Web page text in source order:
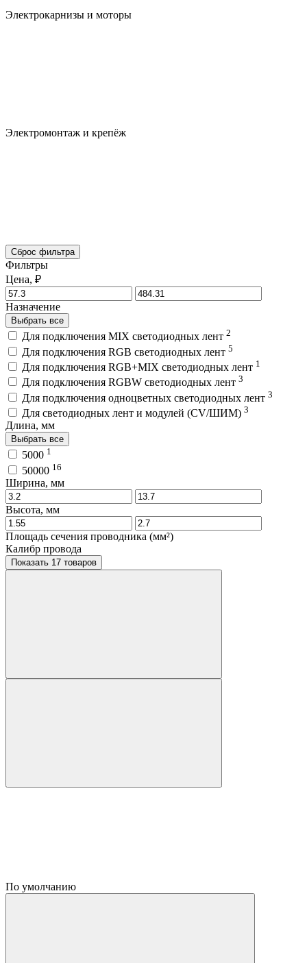
Электрокарнизы и моторы
Электромонтаж и крепёж
Сброс фильтра
Фильтры
Цена, ₽
Назначение
Выбрать все
Для подключения MIX светодиодных лент 2
Для подключения RGB светодиодных лент 5
Для подключения RGB+MIX светодиодных лент 1
Для подключения RGBW светодиодных лент 3
Для подключения одноцветных светодиодных лент 3
Для светодиодных лент и модулей (CV/ШИМ) 3
Длина, мм
Выбрать все
5000 1
50000 16
Ширина, мм
Высота, мм
Площадь сечения проводника (мм²)
Калибр провода
Показать 17 товаров
По умолчанию